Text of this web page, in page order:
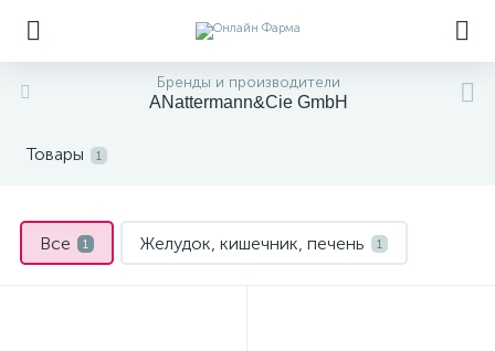
Бренды и производители
ANattermann&Cie GmbH
Товары 1
Все 1 Желудок, кишечник, печень 1